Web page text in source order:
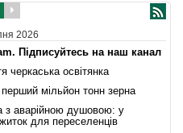
2026
Підписуйтесь на наш канал
черкаська освітянка
мільйон тонн зерна
з аварійною душовою: у
для переселенців